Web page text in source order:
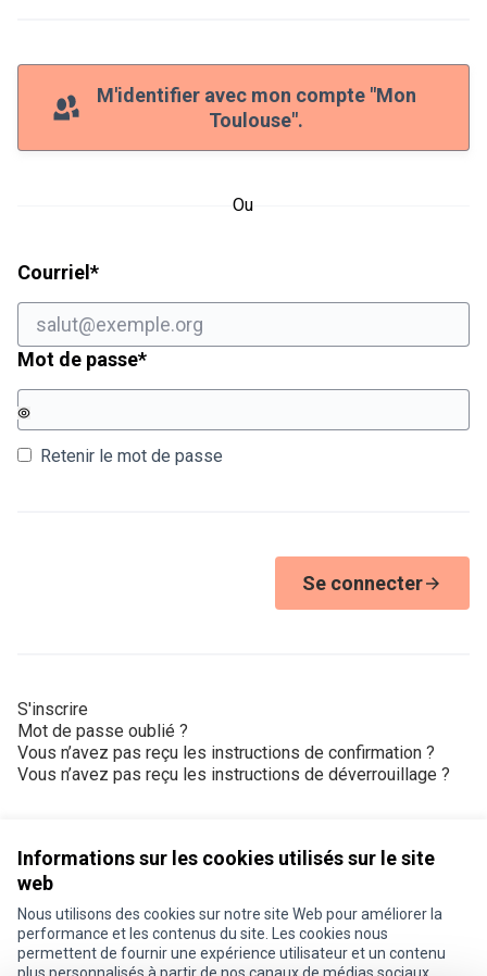
Informations sur les cookies utilisés sur le site
web
Nous utilisons des cookies sur notre site Web pour améliorer la
performance et les contenus du site. Les cookies nous
permettent de fournir une expérience utilisateur et un contenu
M'identifier avec mon compte "Mon
Toulouse".
Ou
Courriel *Champ obligatoire
Mot de passe*Champ obligatoire
Retenir le mot de passe
Se connecter
S'inscrire
Mot de passe oublié ?
Vous n’avez pas reçu les instructions de confirmation ?
Vous n’avez pas reçu les instructions de déverrouillage ?
Conditions d'utilisation
Paramètres des cookies
Je participe ! sur X
Je participe ! sur Facebook
Je participe ! sur Instagram